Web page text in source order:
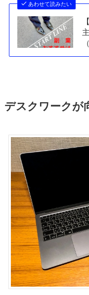
あわせて読みたい
デスクワークが